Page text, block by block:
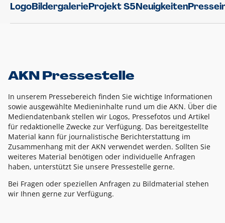
LogoBildergalerieProjekt S5Neuigkeiten
AKN Pressestelle
In unserem Pressebereich finden Sie wichtige Informationen
sowie ausgewählte Medieninhalte rund um die AKN. Über die
Mediendatenbank stellen wir Logos, Pressefotos und Artikel
für redaktionelle Zwecke zur Verfügung. Das bereitgestellte
Material kann für journalistische Berichterstattung im
Zusammenhang mit der AKN verwendet werden. Sollten Sie
weiteres Material benötigen oder individuelle Anfragen
haben, unterstützt Sie unsere Pressestelle gerne.
Bei Fragen oder speziellen Anfragen zu Bildmaterial stehen
wir Ihnen gerne zur Verfügung.